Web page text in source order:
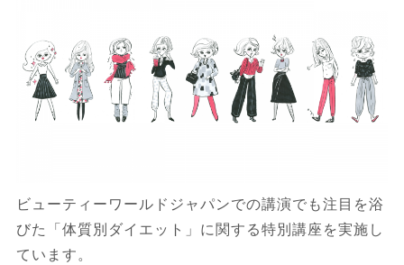
ビューティーワールドジャパンでの講演でも注目を浴
びた「体質別ダイエット」に関する特別講座を実施し
ています。